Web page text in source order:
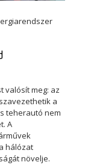
valósít meg: az
a
teherautó nem
A
hálózat
növelje.